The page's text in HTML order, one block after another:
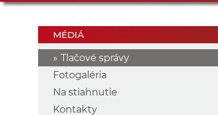
MÉDIÁ
Tlačové správy
Fotogaléria
Na stiahnutie
Kontakty